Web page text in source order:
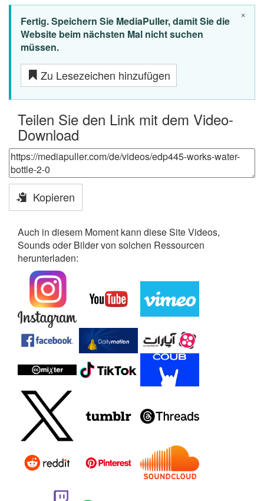
×
Fertig. Speichern Sie MediaPuller, damit Sie die
Website beim nächsten Mal nicht suchen
müssen.
Zu Lesezeichen hinzufügen
Teilen Sie den Link mit dem Video-
Download
Kopieren
Auch in diesem Moment kann diese Site Videos,
Sounds oder Bilder von solchen Ressourcen
herunterladen: